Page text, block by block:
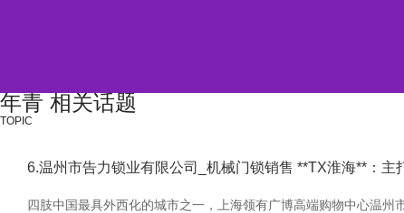
年青 相关话题
TOPIC
6.温州市告力锁业有限公司_机械门锁销售 **TX淮海**：主
四肢中国最具外西化的城市之一，上海领有广博高端购物中心温